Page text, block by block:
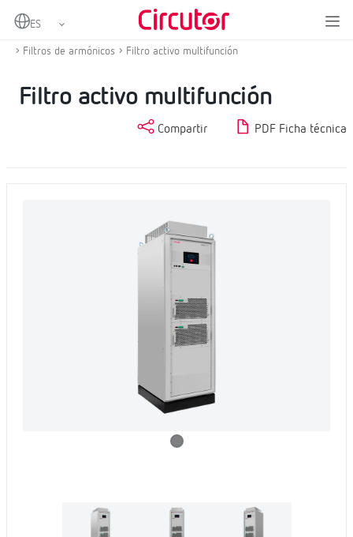
Home
Filtros de armónicos
Filtro activo multifunción
Filtro activo multifunción
Compartir PDF Ficha técnica